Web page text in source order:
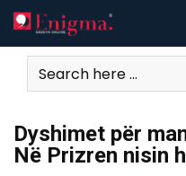
Skip
to
content
Dyshimet për
Në Prizren nisin